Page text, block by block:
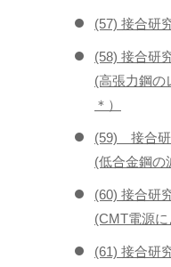
(57) 接合研
(58) 接合研
(高張力鋼の
＊）
(59) 接合
(低合金鋼の
(60) 接合研
(CMT電源
(61) 接合研